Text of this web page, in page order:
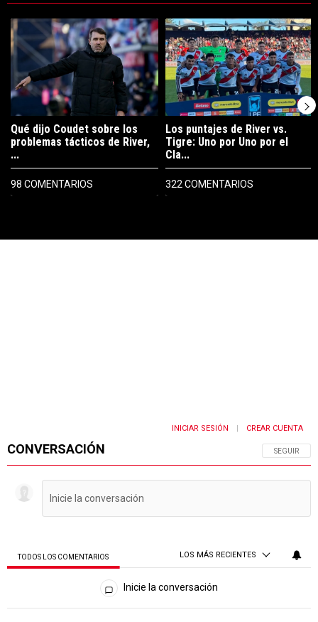
Un artículo de tendencia con el título "Qué dijo Coudet sobre los
Qué dijo Coudet sobre los
problemas tácticos de River,
...
98 COMENTARIOS
Un artículo de tendencia con el
Los puntajes de River vs.
Tigre: Uno por Uno por el
Cla...
322 COMENTARIOS
CONVERSACIÓN SIGA ESTA
SEGUIR
INICIAR SESIÓN CREAR CUENTA
TODOS LOS COMENTARIOS LOS MÁS RECIENTES
Todos los comentarios
Inicie la conversación